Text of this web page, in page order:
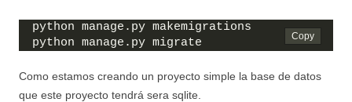
python manage.py makemigrations
python manage.py migrate
Como estamos creando un proyecto simple la base de datos
que este proyecto tendrá sera sqlite.